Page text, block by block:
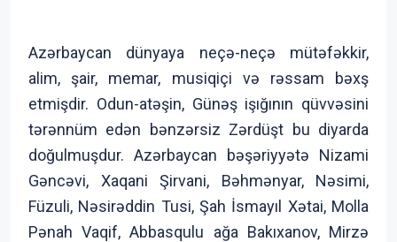
Azərbaycan dünyaya neçə-neçə mütəfəkkir,
alim, şair, memar, musiqiçi və rəssam bəxş
etmişdir. Odun-atəşin, Günəş işığının qüvvəsini
tərənnüm edən bənzərsiz Zərdüşt bu diyarda
doğulmuşdur. Azərbaycan bəşəriyyətə Nizami
Gəncəvi, Xaqani Şirvani, Bəhmənyar, Nəsimi,
Füzuli, Nəsirəddin Tusi, Şah İsmayıl Xətai, Molla
Pənah Vaqif, Abbasqulu ağa Bakıxanov, Mirzə